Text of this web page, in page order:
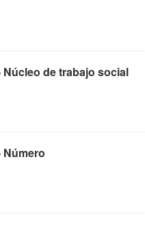
de trabajo social